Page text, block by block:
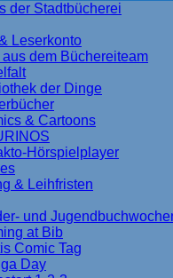
der Stadtbücherei
Leserkonto
dem Büchereiteam
der Dinge
& Cartoons
Hörspielplayer
& Leihfristen
und
at Bib
Comic Tag
Day